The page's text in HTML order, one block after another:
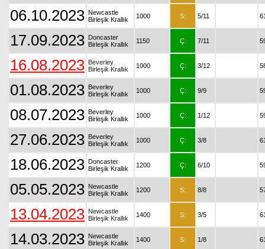
06.10.2023 Newcastle
Birleşik Krallık
1000 S: 5/11
17.09.2023 Doncaster
Birleşik Krallık
1150 Ç: 7/11
16.08.2023 Beverley
Birleşik Krallık
1000 Ç: 3/12
01.08.2023 Beverley
Birleşik Krallık
1000 Ç: 9/9
08.07.2023 Beverley
Birleşik Krallık
1000 Ç: 1/12
27.06.2023 Beverley
Birleşik Krallık
1000 Ç: 3/8
18.06.2023 Doncaster
Birleşik Krallık
1200 Ç: 6/10
05.05.2023 Newcastle
Birleşik Krallık
1200 S: 8/8
13.04.2023 Newcastle
Birleşik Krallık
1400 S: 3/5
14.03.2023 Newcastle
Birleşik Krallık
1400 S: 1/8